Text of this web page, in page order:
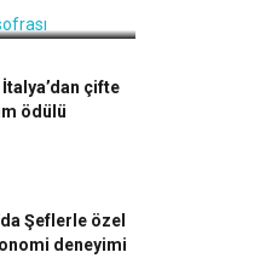
İtalya’dan çifte
ödülü
Şeflerle özel
deneyimi